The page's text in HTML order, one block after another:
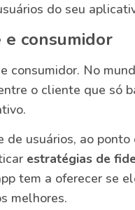
do seu
consumidor
consumidor. No
o cliente que só
de usuários, ao
estratégias de
tem a oferecer se
melhores.